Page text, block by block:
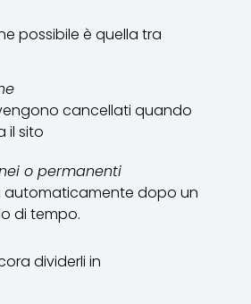
possibile è quella tra
cancellati quando
il sito
o permanenti
dopo un
di tempo.
dividerli in